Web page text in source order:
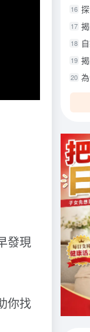
發現
你找
16 探
17 揭
18
19 揭
20 為